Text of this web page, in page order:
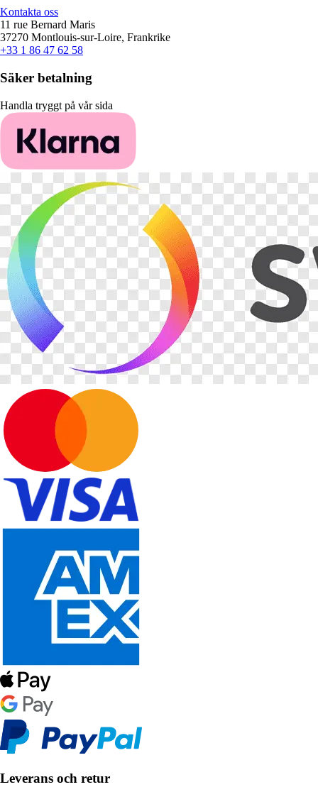
Kontakta oss
11 rue Bernard Maris
37270 Montlouis-sur-Loire, Frankrike
+33 1 86 47 62 58
Säker betalning
Handla tryggt på vår sida
Leverans och retur